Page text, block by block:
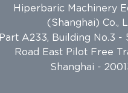
Hiperbaric Machinery
(Shanghai) Co.,
Part A233, Building No.3 -
Road East Pilot Free
Shanghai -